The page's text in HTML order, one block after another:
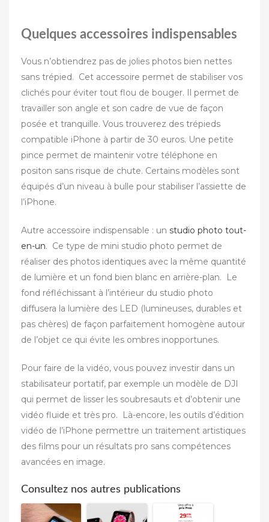
Quelques accessoires indispensables
Vous n’obtiendrez pas de jolies photos bien nettes
sans trépied. Cet accessoire permet de stabiliser vos
clichés pour éviter tout flou de bouger. Il permet de
travailler son angle et son cadre de vue de façon
posée et tranquille. Vous trouverez des trépieds
compatible iPhone à partir de 30 euros. Une petite
pince permet de maintenir votre téléphone en
positon sans risque de chute. Certains modèles sont
équipés d’un niveau à bulle pour stabiliser l’assiette de
l’iPhone.
Autre accessoire indispensable : un studio photo tout-
en-un. Ce type de mini studio photo permet de
réaliser des photos identiques avec la même quantité
de lumière et un fond bien blanc en arrière-plan. Le
fond réfléchissant à l’intérieur du studio photo
diffusera la lumière des LED (lumineuses, durables et
pas chères) de façon parfaitement homogène autour
de l’objet ce qui évite les ombres inopportunes.
Pour faire de la vidéo, vous pouvez investir dans un
stabilisateur portatif, par exemple un modèle de DJI
qui permet de lisser les soubresauts et d’obtenir une
vidéo fluide et très pro. Là-encore, les outils d’édition
vidéo de l’iPhone permettre un traitement artistiques
des films pour un résultats pro sans compétences
avancées en image.
Consultez nos autres publications